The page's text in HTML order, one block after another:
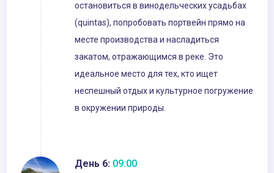
остановиться в винодельческих усадьбах
(quintas), попробовать портвейн прямо на
месте производства и насладиться
закатом, отражающимся в реке. Это
идеальное место для тех, кто ищет
неспешный отдых и культурное погружение
в окружении природы.
День 6: 09:00